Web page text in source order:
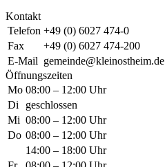
Kontakt
Telefon +49 (0) 6027 474-0
Fax
+49 (0) 6027 474-200
E-Mail gemeinde@kleinostheim.de
Öffnungszeiten
Mo 08:00 – 12:00 Uhr
Di
geschlossen
Mi 08:00 – 12:00 Uhr
Do 08:00 – 12:00 Uhr
14:00 – 18:00 Uhr